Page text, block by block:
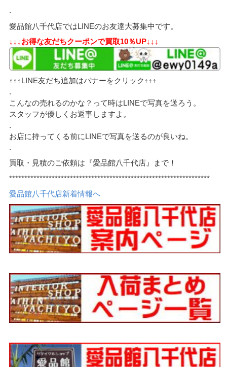
.
愛品館八千代店ではLINEのお友達大募集中です。
↓↓↓お得な友だちクーポンで買取10％UP↓↓↓
↑↑↑LINE友だち追加はバナーをクリック↑↑↑
.
こんなの売れるのかな？って時はLINEで写真を送ろう。
スタッフが優しくお返事しますよ。
.
お店に持ってくる前にLINEで写真を送るのが良いね。
.
買取・見積のご依頼は『愛品館八千代店』まで！
******************************************************************
愛品館八千代店新着情報へ